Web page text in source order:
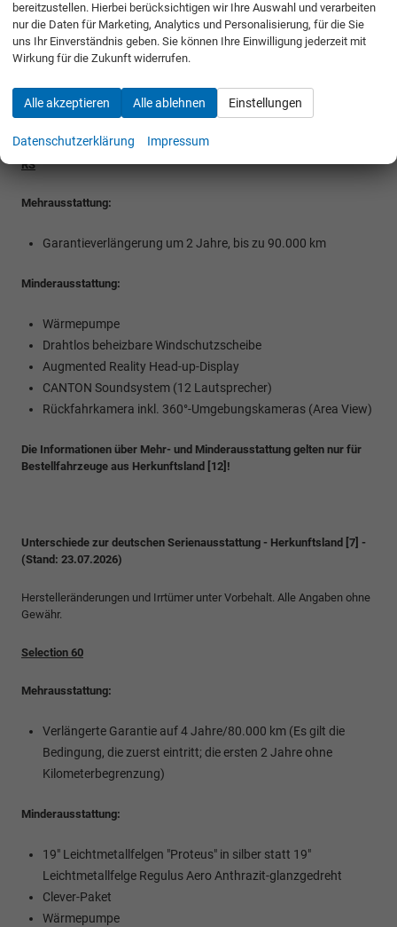
Garantieverlängerung um 2 Jahre, bis zu 90.000 km
Minderausstattung:
Wärmepumpe
Beleuchtetes Tech-Deck
RS
Mehrausstattung:
Garantieverlängerung um 2 Jahre, bis zu 90.000 km
Minderausstattung:
Wärmepumpe
Drahtlos beheizbare Windschutzscheibe
Augmented Reality Head-up-Display
CANTON Soundsystem (12 Lautsprecher)
Rückfahrkamera inkl. 360°-Umgebungskameras (Area View)
Die Informationen über Mehr- und Minderausstattung gelten nur für
Bestellfahrzeuge aus Herkunftsland [12]!
Unterschiede zur deutschen Serienausstattung - Herkunftsland [7] -
(Stand: 23.07.2026)
Herstelleränderungen und Irrtümer unter Vorbehalt. Alle Angaben ohne
Gewähr.
Selection 60
Mehrausstattung:
Verlängerte Garantie auf 4 Jahre/80.000 km (Es gilt die
Bedingung, die zuerst eintritt; die ersten 2 Jahre ohne
Kilometerbegrenzung)
Minderausstattung:
19" Leichtmetallfelgen "Proteus" in silber statt 19"
Leichtmetallfelge Regulus Aero Anthrazit-glanzgedreht
Clever-Paket
Wärmepumpe
bereitzustellen. Hierbei berücksichtigen wir Ihre Auswahl und verarbeiten
nur die Daten für Marketing, Analytics und Personalisierung, für die Sie
uns Ihr Einverständnis geben. Sie können Ihre Einwilligung jederzeit mit
Wirkung für die Zukunft widerrufen.
Alle akzeptieren Alle ablehnen Einstellungen
Datenschutzerklärung Impressum